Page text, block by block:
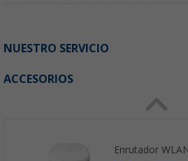
NUESTRO SERVICIO
ACCESORIOS
Enrutador